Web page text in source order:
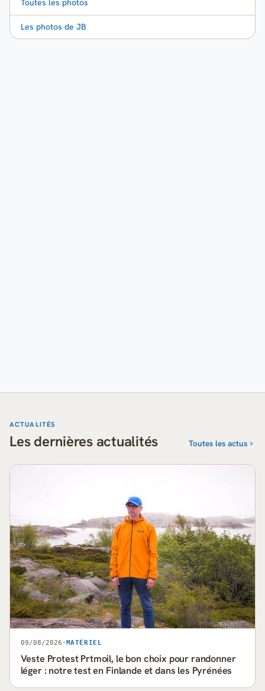
Toutes les photos
Les photos de JB
ACTUALITÉS
Les dernières actualités Toutes les actus
09/08/2026 · MATÉRIEL
Veste Protest Prtmoil, le bon choix pour randonner
léger : notre test en Finlande et dans les Pyrénées